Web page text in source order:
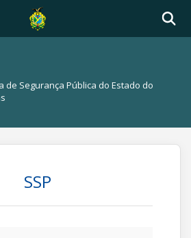
de Segurança Pública do Estado do
SSP